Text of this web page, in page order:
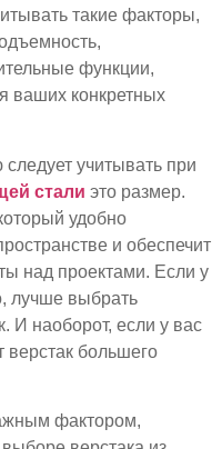
такие факторы,
функции,
ваших конкретных
учитывать при
стали это размер.
удобно
и обеспечит
над проектами. Если у
лучше выбрать
И наоборот, если у вас
верстак большего
фактором,